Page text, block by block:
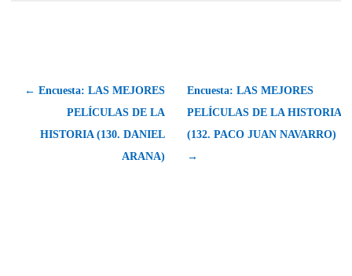
← Encuesta: LAS MEJORES
PELÍCULAS DE LA
HISTORIA (130. DANIEL
ARANA)
Encuesta: LAS MEJORES
PELÍCULAS DE LA HISTORIA
(132. PACO JUAN NAVARRO)
→